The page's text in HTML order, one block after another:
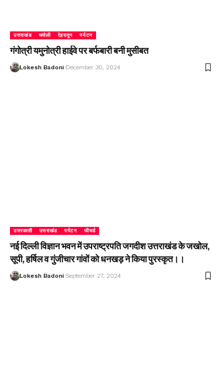
उत्तराखंड चमोली देहरादून पर्यटन
गंगोत्री यमुनोत्री हाईवे पर बर्फबारी बनी मुसीबत
Lokesh Badoni December 30, 2024
उत्तरकाशी उत्तराखंड पर्यटन फीचर्ड
नई दिल्ली विज्ञान भवन में उपराष्ट्रपति जगदीश उत्तराखंड के जखोल,
सूपी, हर्षिल व गुंजीचार गांवों को धनखड़ ने किया पुरस्कृत।।
Lokesh Badoni September 27, 2024